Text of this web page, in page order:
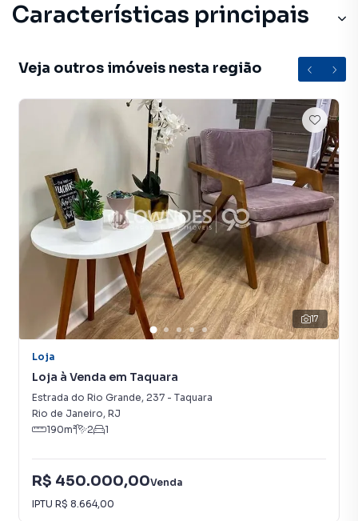
Características principais
Sala de Reunião
Elevador
Veja outros imóveis nesta região
17
Loja
Loja à Venda em Taquara
Estrada do Rio Grande, 237 - Taquara
Rio de Janeiro, RJ
190m² 2 1
R$ 450.000,00Venda
IPTU R$ 8.664,00